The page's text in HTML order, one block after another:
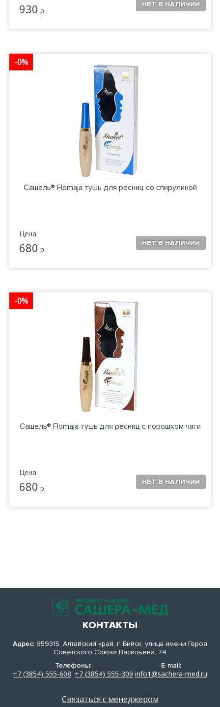
930 р.
-0%
Сашель® Flomaja тушь для ресниц со спирулиной
Цена:
680 р.
-0%
Сашель® Flomaja тушь для ресниц с порошком чаги
Цена:
680 р.
КОНТАКТЫ
Адрес: 659315, Алтайский край, г. Бийск, улица имени Героя
Советского Союза Васильева, 74
Телефоны:
+7 (3854) 555-608, +7 (3854) 555-309
E-mail:
info1@sachera-med.ru
Связаться с менеджером